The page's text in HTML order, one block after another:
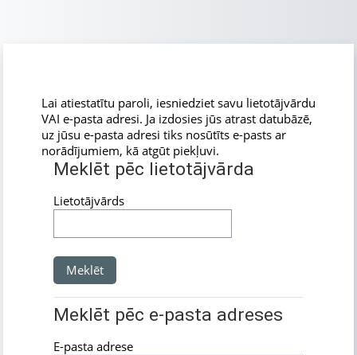
Lai atiestatītu paroli, iesniedziet savu lietotājvārdu
VAI e-pasta adresi. Ja izdosies jūs atrast datubāzē,
uz jūsu e-pasta adresi tiks nosūtīts e-pasts ar
norādījumiem, kā atgūt piekļuvi.
Meklēt pēc lietotājvārda
Meklēt pēc lietotājvārda
Lietotājvārds
Meklēt pēc e-pasta adreses
Meklēt pēc e-pasta adreses
E-pasta adrese